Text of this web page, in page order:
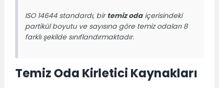
ISO 14644 standardı, birtemiz odaiçerisindeki
partikül boyutu ve sayısına göre temiz odaları 8
farklı şekilde sınıflandırmaktadır.
Temiz Oda Kirletici Kaynakları